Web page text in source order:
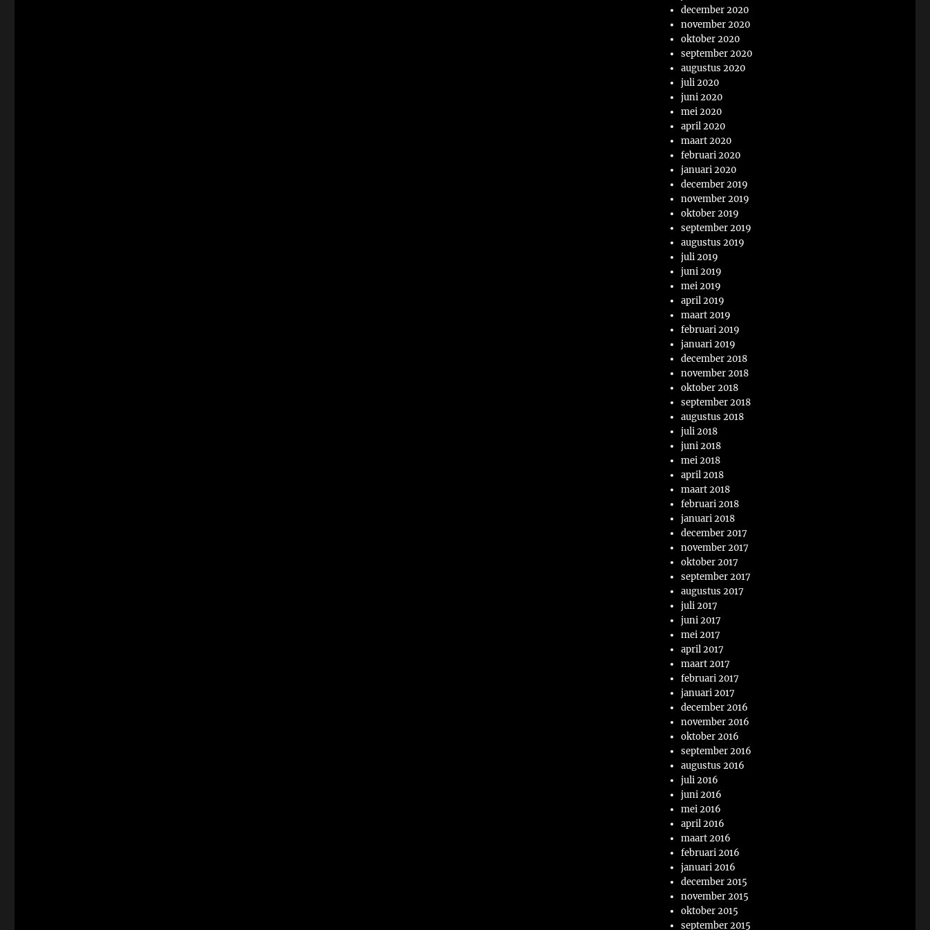
december 2020
november 2020
oktober 2020
september 2020
augustus 2020
juli 2020
juni 2020
mei 2020
april 2020
maart 2020
februari 2020
januari 2020
december 2019
november 2019
oktober 2019
september 2019
augustus 2019
juli 2019
juni 2019
mei 2019
april 2019
maart 2019
februari 2019
januari 2019
december 2018
november 2018
oktober 2018
september 2018
augustus 2018
juli 2018
juni 2018
mei 2018
april 2018
maart 2018
februari 2018
januari 2018
december 2017
november 2017
oktober 2017
september 2017
augustus 2017
juli 2017
juni 2017
mei 2017
april 2017
maart 2017
februari 2017
januari 2017
december 2016
november 2016
oktober 2016
september 2016
augustus 2016
juli 2016
juni 2016
mei 2016
april 2016
maart 2016
februari 2016
januari 2016
december 2015
november 2015
oktober 2015
september 2015